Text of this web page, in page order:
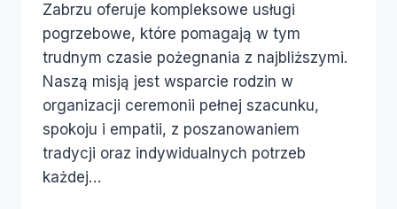
Zabrzu oferuje kompleksowe usługi
pogrzebowe, które pomagają w tym
trudnym czasie pożegnania z najbliższymi.
Naszą misją jest wsparcie rodzin w
organizacji ceremonii pełnej szacunku,
spokoju i empatii, z poszanowaniem
tradycji oraz indywidualnych potrzeb
każdej…